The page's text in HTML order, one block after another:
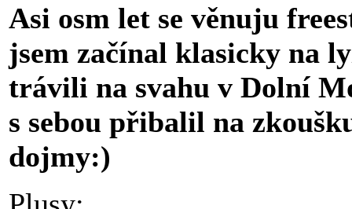
Asi osm let se věnuju
jsem začínal klasicky na
trávili na svahu v Dolní
s sebou přibalil na
dojmy:)